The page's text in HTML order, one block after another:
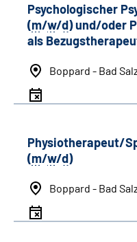
Psychologischer
(m/w/d) und/oder
als
Boppard - Bad
Physiotherapeut/
(m/w/d)
Boppard - Bad